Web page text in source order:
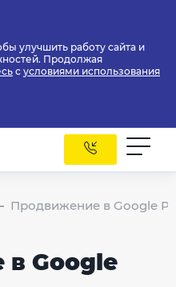
улучшить работу сайта и
Продолжая
с условиями использования
Продвижение в Google
Google